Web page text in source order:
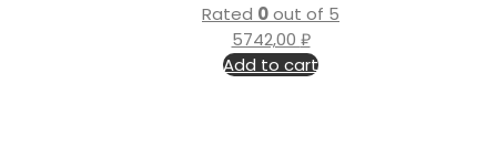
Rated 0out of 5
5742,00 ₽
Add to cart